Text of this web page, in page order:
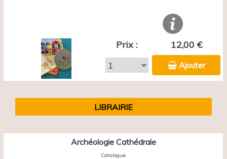
Prix : 12,00 €
Ajouter
LIBRAIRIE
Archéologie Cathédrale
Catalogue